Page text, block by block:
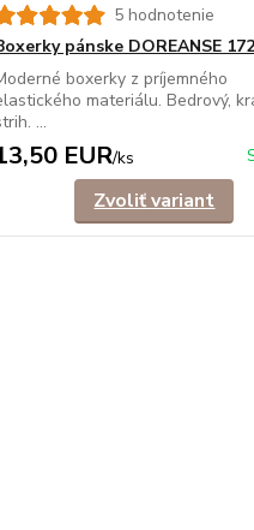
5 hodnotenie
pánske DOREANSE
boxerky z príjemného
materiálu. Bedrový,
...
EUR/ks
Zvoliť variant